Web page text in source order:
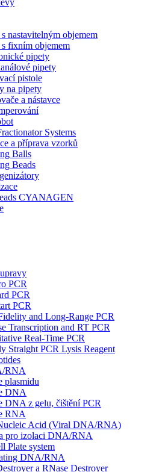
nastavitelným objemem
fixním objemem
pipety
pipety
pistole
na pipety
a nástavce
Systems
a příprava vzorků
Balls
Beads
CYANAGEN
PCR
PCR
PCR
and Long-Range PCR
Transcription and RT PCR
Real-Time PCR
Straight PCR Lysis Reagent
RNA
plasmidu
DNA
DNA z gelu, čištění PCR
RNA
Acid (Viral DNA/RNA)
pro izolaci DNA/RNA
Plate system
DNA/RNA
a RNase Destroyer